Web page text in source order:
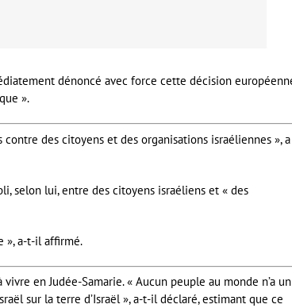
dénoncé avec force cette décision
».
des citoyens et des organisations israéliennes », a
selon lui, entre des citoyens israéliens et « des
», a-t-il affirmé.
en Judée-Samarie. « Aucun peuple au monde n’a un
sur la terre d’Israël », a-t-il déclaré, estimant que ce